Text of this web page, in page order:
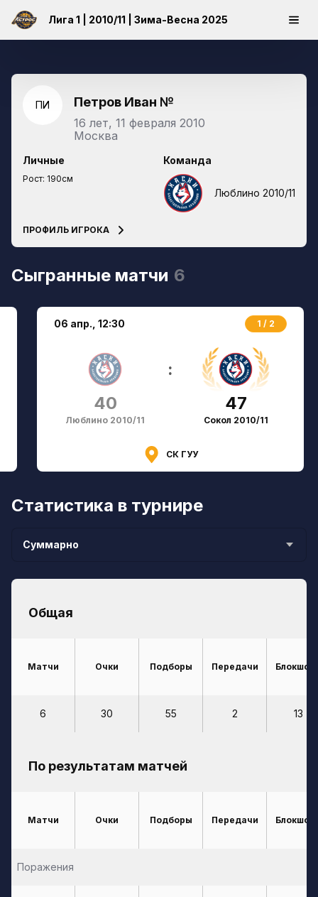
Лига 1 | 2010/11 | Зима-Весна 2025
ПИ Петров Иван №
16 лет, 11 февраля 2010
Москва
Личные
Рост: 190см
Команда
Люблино 2010/11
ПРОФИЛЬ ИГРОКА
Сыгранные матчи 6
06 апр., 12:30 1 / 2
40
Люблино 2010/11
:
47
Сокол 2010/11
СК ГУУ
Статистика в турнире
Суммарно
Общая
Матчи Очки Подборы Передачи
6 30 55 2 13
По результатам матчей
Матчи Очки Подборы Передачи
Поражения